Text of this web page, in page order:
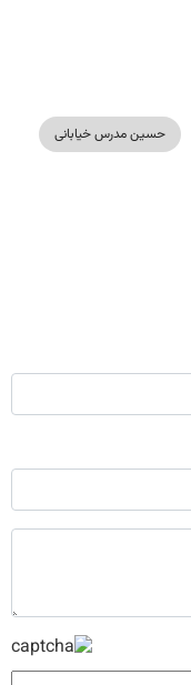
حسین مدرس خیابانی